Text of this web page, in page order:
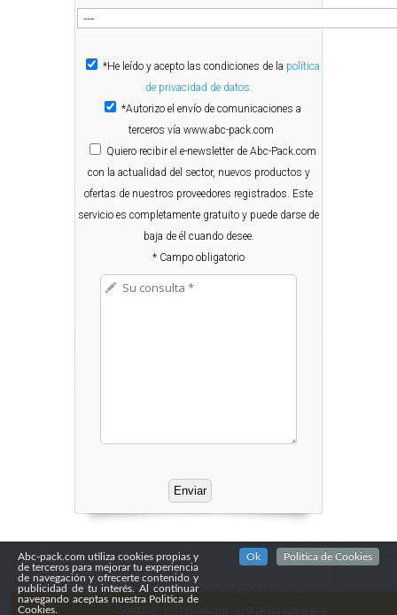
*He leído y acepto las condiciones de la política
de privacidad de datos.
*Autorizo el envío de comunicaciones a
terceros vía www.abc-pack.com
Quiero recibir el e-newsletter de Abc-Pack.com
con la actualidad del sector, nuevos productos y
ofertas de nuestros proveedores registrados. Este
servicio es completamente gratuito y puede darse de
baja de él cuando desee.
* Campo obligatorio
Copyright© 2016Abc Pack
Confidencialidad
Abc-pack.com utiliza cookies propias y
de terceros para mejorar tu experiencia
de navegación y ofrecerte contenido y
publicidad de tu interés. Al continuar
navegando aceptas nuestra Politica de
Cookies.
Ok Politica de Cookies